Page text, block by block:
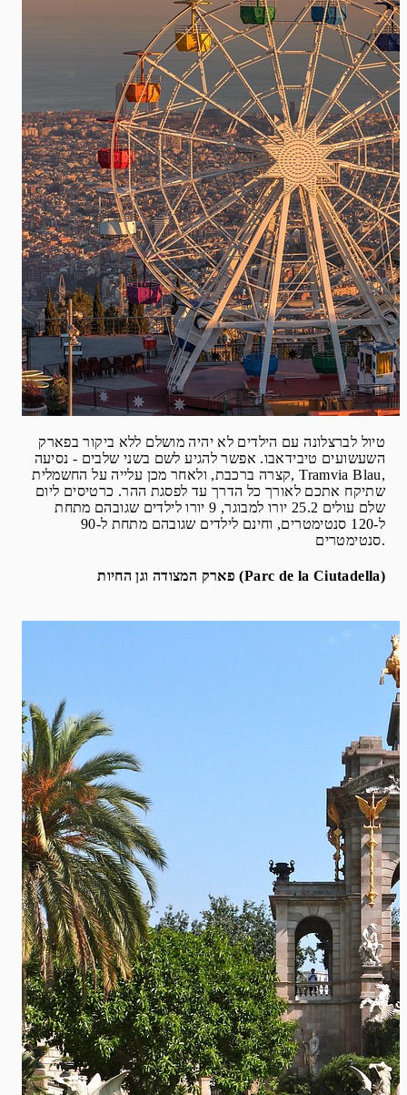
טיול לברצלונה עם הילדים לא יהיה מושלם ללא ביקור בפארק
השעשועים טיבידאבו. אפשר להגיע לשם בשני שלבים - נסיעה
קצרה ברכבת, ולאחר מכן עלייה על החשמלית, Tramvia Blau,
שתיקח אתכם לאורך כל הדרך עד לפסגת ההר. כרטיסים ליום
שלם עולים 25.2 יורו למבוגר, 9 יורו לילדים שגובהם מתחת
ל-120 סנטימטרים, וחינם לילדים שגובהם מתחת ל-90
סנטימטרים.
פארק המצודה וגן החיות (Parc de la Ciutadella)